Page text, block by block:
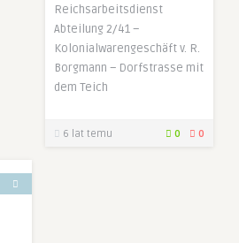
Reichsarbeitsdienst
Abteilung 2/41 –
Kolonialwarengeschäft v. R.
Borgmann – Dorfstrasse mit
dem Teich
6 lat temu 0 0